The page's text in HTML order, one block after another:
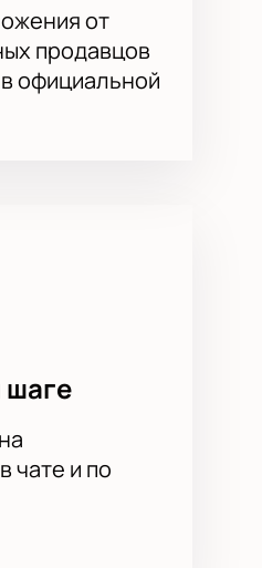
от
продавцов
официальной
чате и по